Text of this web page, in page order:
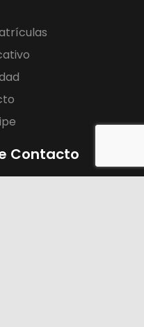
Contacto